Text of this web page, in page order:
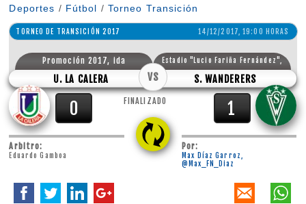
Deportes / Fútbol / Torneo Transición
TORNEO DE TRANSICIÓN 2017 14/12/2017, 19:00 HORAS
Promoción 2017, ida
U. LA CALERA
Estadio "Lucio Fariña Fernández",
Quillota.
S. WANDERERS
VS
0 FINALIZADO 1
Arbitro:
Eduardo Gamboa
Por:
Max Díaz Garroz,
@Max_FN_Diaz